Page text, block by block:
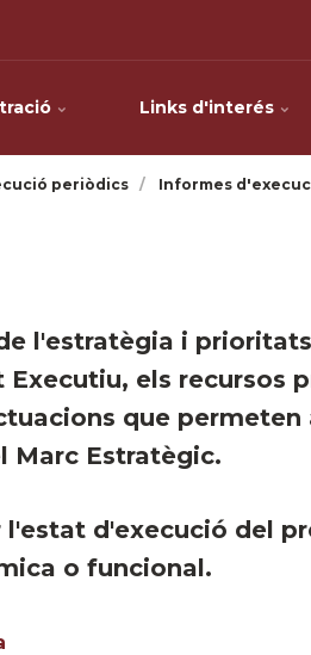
Links d'interés
periòdics Informes
l'estratègia i
els recursos
que permeten
Marc Estratègic.
d'execució del
o funcional.